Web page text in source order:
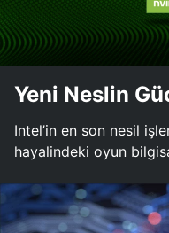
Yeni Neslin
Intel’in en son nesil
hayalindeki oyun